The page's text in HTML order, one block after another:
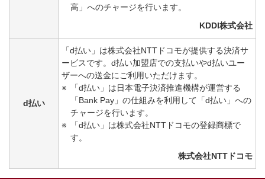
高」へのチャージを行います。
KDDI株式会社
d払い
「d払い」は株式会社NTTドコモが提供する決済サ
ービスです。d払い加盟店での支払いやd払いユー
ザーへの送金にご利用いただけます。
「d払い」は日本電子決済推進機構が運営する
「Bank Pay」の仕組みを利用して「d払い」への
チャージを行います。
「d払い」は株式会社NTTドコモの登録商標で
す。
株式会社NTTドコモ